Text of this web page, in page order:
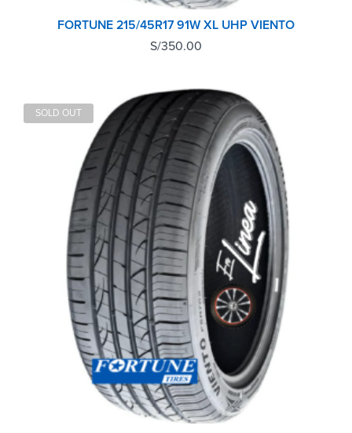
FORTUNE 215/45R17 91W XL UHP VIENTO
S/350.00
SOLD OUT